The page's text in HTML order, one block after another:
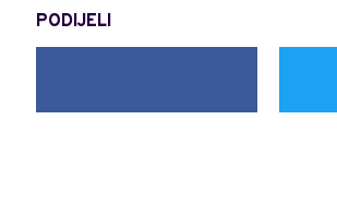
PODIJELI